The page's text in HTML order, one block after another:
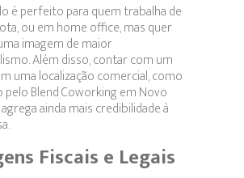
é perfeito para quem trabalha de
ou em home office, mas quer
imagem de maior
Além disso, contar com um
uma localização comercial, como
Blend Coworking em Novo
ainda mais credibilidade à
Fiscais e Legais